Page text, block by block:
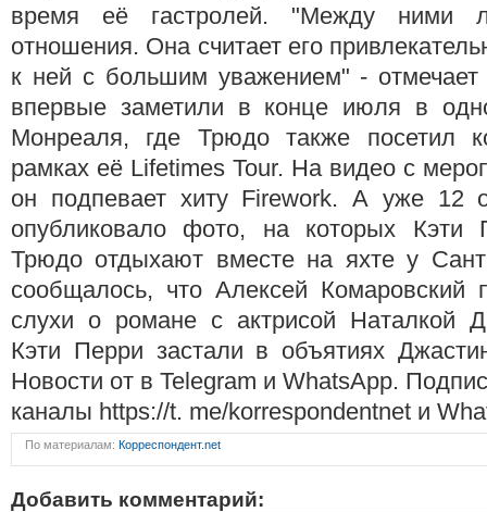
время её гастролей. "Между ними
отношения. Она считает его
к ней с большим уважением" - отмечает
впервые заметили в конце июля в
Монреаля, где Трюдо также посетил
рамках её Lifetimes Tour. На видео с
он подпевает хиту Firework. А уже 12
опубликовало фото, на которых Кэти
Трюдо отдыхают вместе на яхте у
сообщалось, что Алексей Комаровский
слухи о романе с актрисой Наталкой
Кэти Перри застали в объятиях
Новости от в Telegram и WhatsApp.
каналы https://t. me/korrespondentnet и
По материалам: Корреспондент.net
Добавить комментарий: